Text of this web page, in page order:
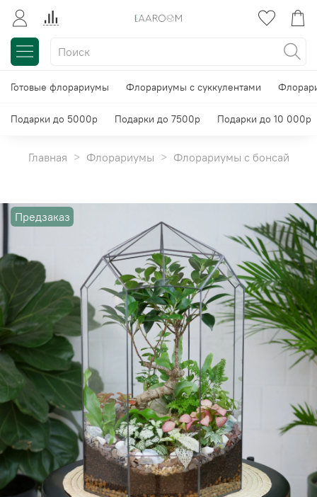
Готовые флорариумы Флорариумы с суккулентами
Подарки до 5000р Подарки до 7500р Подарки до 10 000р
Главная Флорариумы Флорариумы с бонсай
Предзаказ